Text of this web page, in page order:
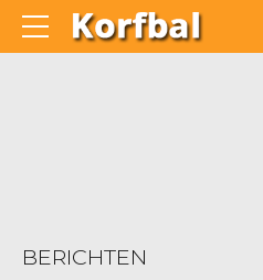
BERICHTEN